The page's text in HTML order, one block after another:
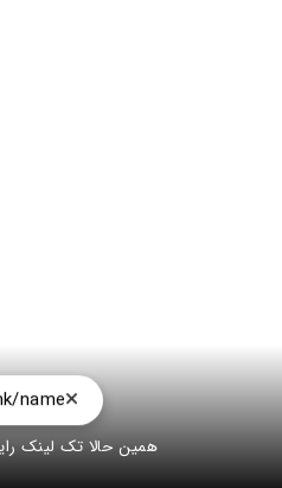
name
همین حالا تک لینک